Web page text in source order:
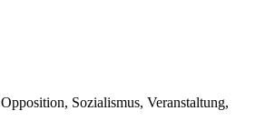
Sozialismus, Veranstaltung,